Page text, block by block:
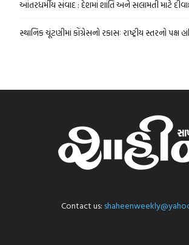
આંતરધર્મીય સંવાદ : દેશમાં શાંતિ અને સલામતી માટે
સ્થાનિક ચૂંટણીમાં કોંગ્રેસનો રકાસઃ રાષ્ટ્રીય સ્તરનો પક્ષ
Contact us: